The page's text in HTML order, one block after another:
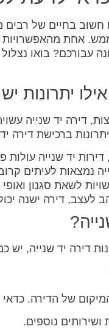
בחיים של רבים
אחת מהאפשרויות
עבורכם? בואו
יתרונות
דירה יד שנייה
ברכישת דירה יד
יד שנייה
נמצאות לעיתים
לשאת סגנון
לעצב, דירה ישנה
דירה יד שנייה, יש
של הדירה. כדאי
ושירותים נוספים.